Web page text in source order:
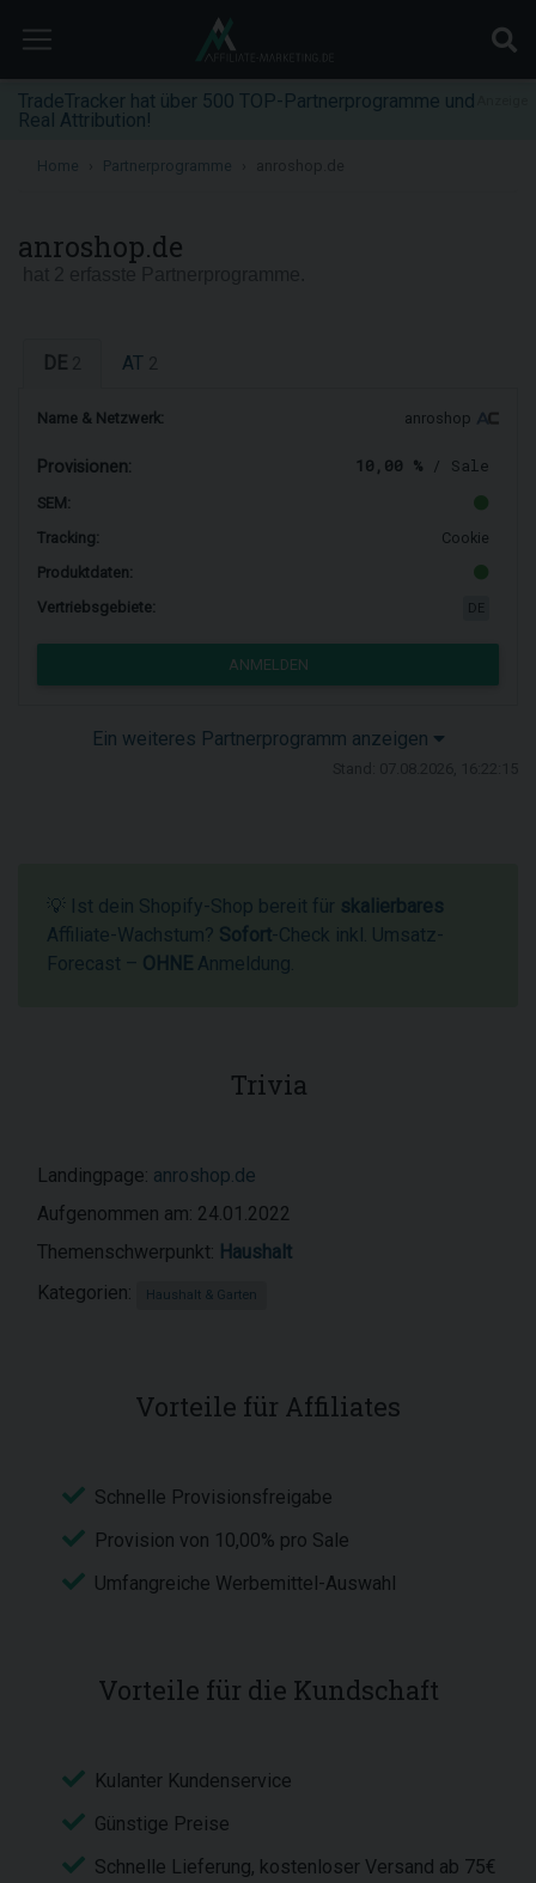
TradeTracker hat über 500 TOP-Partnerprogramme und
Real Attribution!
Home Partnerprogramme
anroshop.de
DE AT
Name & Netzwerk: anroshop
Provisionen: 10,00 % / Sale
SEM:
Tracking:
Cookie
Produktdaten:
Vertriebsgebiete:
ANMELDEN
Ein weiteres Partnerprogramm anzeigen
💡 Ist dein Shopify-Shop bereit für skalierbares
Affiliate-Wachstum? Sofort-Check inkl. Umsatz-
Forecast – OHNE Anmeldung.
Trivia
Landingpage: anroshop.de
Aufgenommen am: 24.01.2022
Themenschwerpunkt: Haushalt
Kategorien:
Haushalt & Garten
Vorteile für Affiliates
Schnelle Provisionsfreigabe
Provision von 10,00% pro Sale
Umfangreiche Werbemittel-Auswahl
Vorteile für die Kundschaft
Kulanter Kundenservice
Günstige Preise
Schnelle Lieferung, kostenloser Versand ab 75€